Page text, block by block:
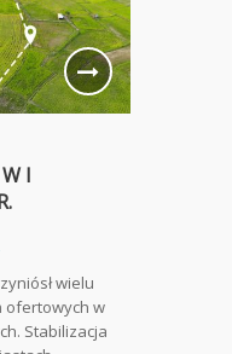
I
wielu
ofertowych w
Stabilizacja